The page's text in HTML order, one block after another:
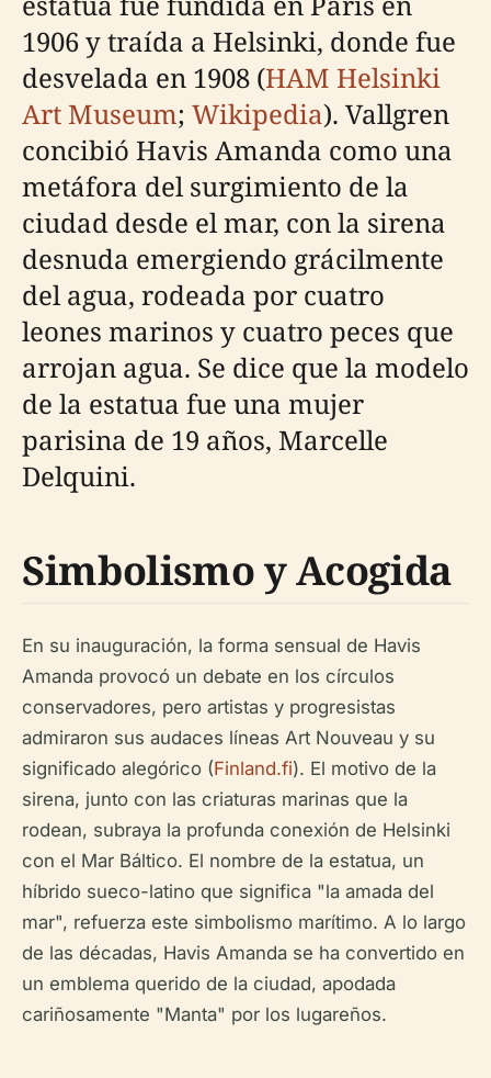
1906 y traída a Helsinki, donde fue
desvelada en 1908 (HAM Helsinki
Art Museum; Wikipedia). Vallgren
concibió Havis Amanda como una
metáfora del surgimiento de la
ciudad desde el mar, con la sirena
desnuda emergiendo grácilmente
del agua, rodeada por cuatro
leones marinos y cuatro peces que
arrojan agua. Se dice que la modelo
de la estatua fue una mujer
parisina de 19 años, Marcelle
Delquini.
Simbolismo y Acogida
En su inauguración, la forma sensual de Havis
Amanda provocó un debate en los círculos
conservadores, pero artistas y progresistas
admiraron sus audaces líneas Art Nouveau y su
significado alegórico (Finland.fi). El motivo de la
sirena, junto con las criaturas marinas que la
rodean, subraya la profunda conexión de Helsinki
con el Mar Báltico. El nombre de la estatua, un
híbrido sueco-latino que significa "la amada del
mar", refuerza este simbolismo marítimo. A lo largo
de las décadas, Havis Amanda se ha convertido en
un emblema querido de la ciudad, apodada
cariñosamente "Manta" por los lugareños.